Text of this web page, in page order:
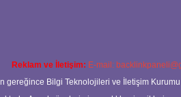
Reklam ve İletişim: E-mail:
gereğince Bilgi Teknolojileri ve İletişim